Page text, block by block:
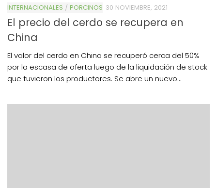
INTERNACIONALES / PORCINOS 30 NOVIEMBRE, 2021
El precio del cerdo se recupera en
China
El valor del cerdo en China se recuperó cerca del 50%
por la escasa de oferta luego de la liquidación de stock
que tuvieron los productores. Se abre un nuevo...